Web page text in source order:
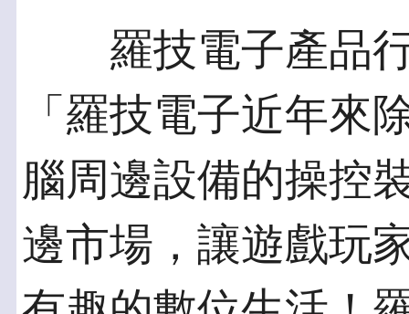
羅技電子產品行
「羅技電子近年來
腦周邊設備的操控
邊市場，讓遊戲玩